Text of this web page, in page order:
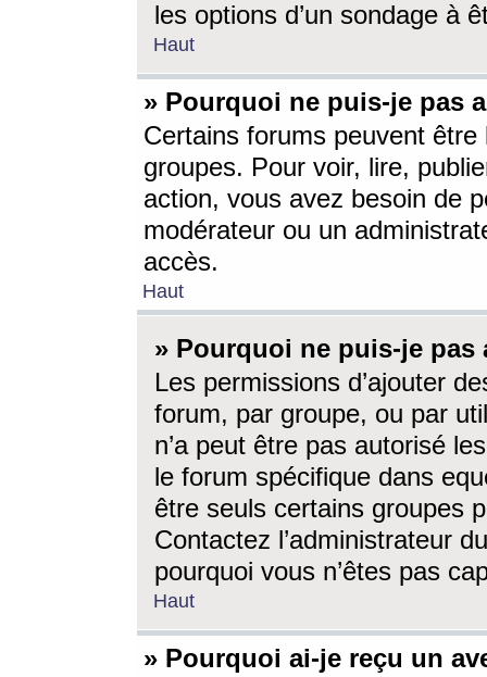
les options d’un sondage à
Haut
» Pourquoi ne puis-je pas
Certains forums peuvent être
groupes. Pour voir, lire,
action, vous avez besoin de
modérateur ou un
accès.
Haut
» Pourquoi ne puis-je
Les permissions d’ajouter
forum, par groupe, ou par
n’a peut être pas autorisé
le forum spécifique dans
être seuls certains groupes
Contactez l’administrateur
pourquoi vous n’êtes pas
Haut
» Pourquoi ai-je reçu un